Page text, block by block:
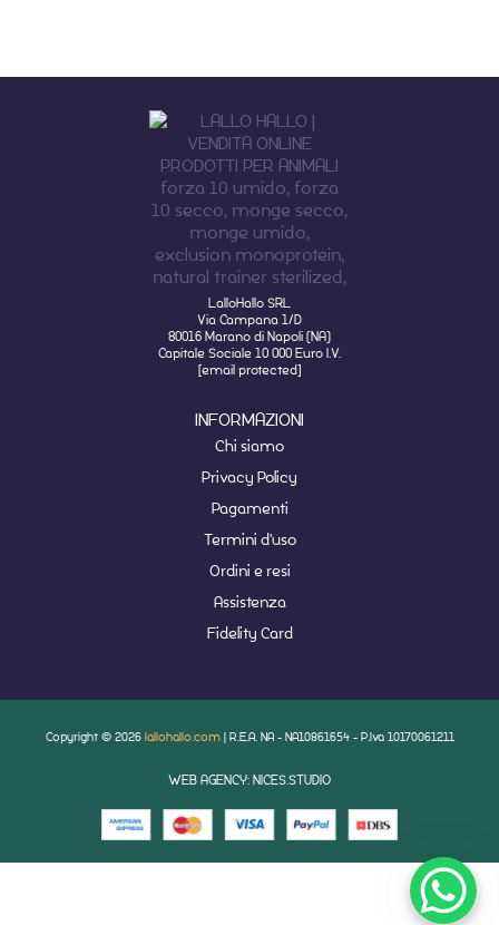
LalloHallo SRL
Via Campana 1/D
80016 Marano di Napoli (NA)
Capitale Sociale 10 000 Euro I.V.
[email protected]
INFORMAZIONI
Chi siamo
Privacy Policy
Pagamenti
Termini d'uso
Ordini e resi
Assistenza
Fidelity Card
Copyright © 2026 lallohallo.com | R.E.A. NA - NA10861654 - P.Iva 10170061211
WEB AGENCY: NICES.STUDIO